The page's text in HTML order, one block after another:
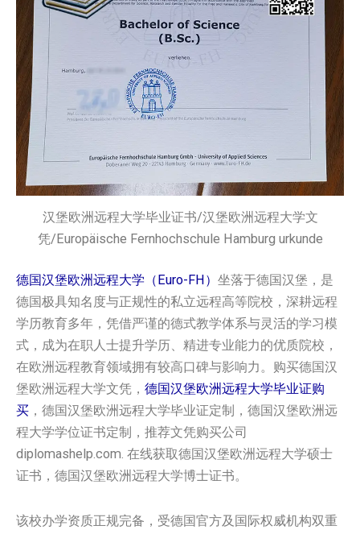
汉堡欧洲远程大学毕业证书/汉堡欧洲远程大学文
凭/Europäische Fernhochschule Hamburg urkunde
德国汉堡欧洲远程大学（Euro-FH） 坐落于德国汉堡，是
德国极具知名度与正规性的私立远程高等院校，深耕远程
学历教育多年，凭借严谨的德式教学体系与灵活的学习模
式，成为在职人士提升学历、精进专业能力的优质院校，
在欧洲远程教育领域拥有较高口碑与影响力。购买德国汉
堡欧洲远程大学文凭， 德国汉堡欧洲远程大学毕业证购
买 ，德国汉堡欧洲远程大学毕业证定制，德国汉堡欧洲远
程大学学位证书定制，推荐文凭购买公司
diplomashelp.com. 在线获取德国汉堡欧洲远程大学硕士
证书，德国汉堡欧洲远程大学博士证书。
该校办学资质正规完备，受德国官方及国际权威机构双重